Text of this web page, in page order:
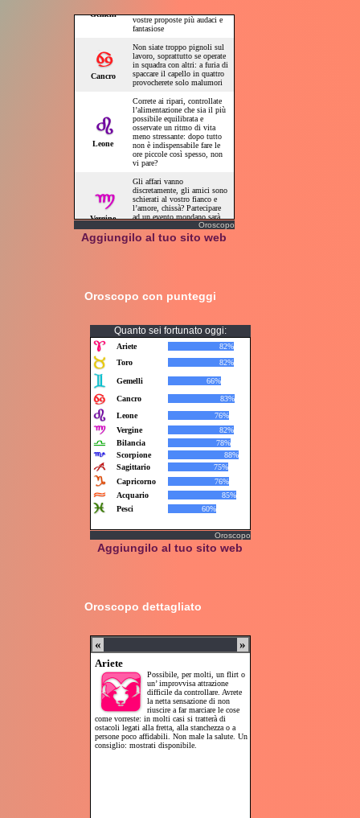
Oroscopo
Aggiungilo al tuo sito web
Oroscopo con punteggi
Quanto sei fortunato oggi:
Oroscopo
Aggiungilo al tuo sito web
Oroscopo dettagliato